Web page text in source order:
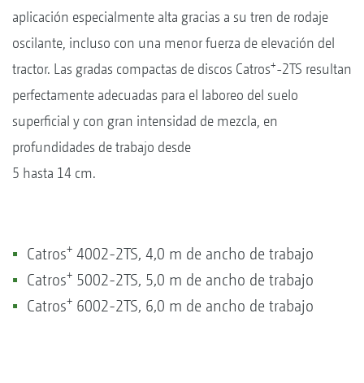
aplicación especialmente alta gracias a su tren de rodaje
oscilante, incluso con una menor fuerza de elevación del
tractor. Las gradas compactas de discos Catros+-2TS resultan
perfectamente adecuadas para el laboreo del suelo
superficial y con gran intensidad de mezcla, en
profundidades de trabajo desde
5 hasta 14 cm.
Catros+ 4002-2TS, 4,0 m de ancho de trabajo
Catros+ 5002-2TS, 5,0 m de ancho de trabajo
Catros+ 6002-2TS, 6,0 m de ancho de trabajo